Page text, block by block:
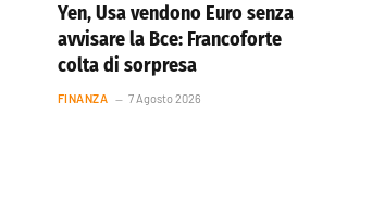
Yen, Usa vendono Euro senza
avvisare la Bce: Francoforte
colta di sorpresa
FINANZA 7 Agosto 2026